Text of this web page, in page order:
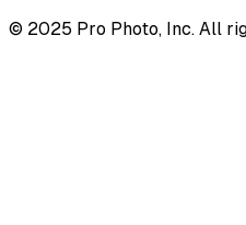
© 2025 Pro Photo, Inc. All